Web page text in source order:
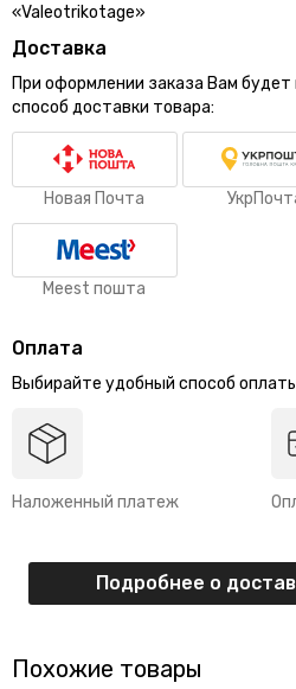
«Valeotrikotage»
Доставка
При оформлении заказа Вам
способ доставки товара:
Новая Почта
Meest пошта
Оплата
Выбирайте удобный способ
Наложенный платеж
Подробнее о
Похожие товары